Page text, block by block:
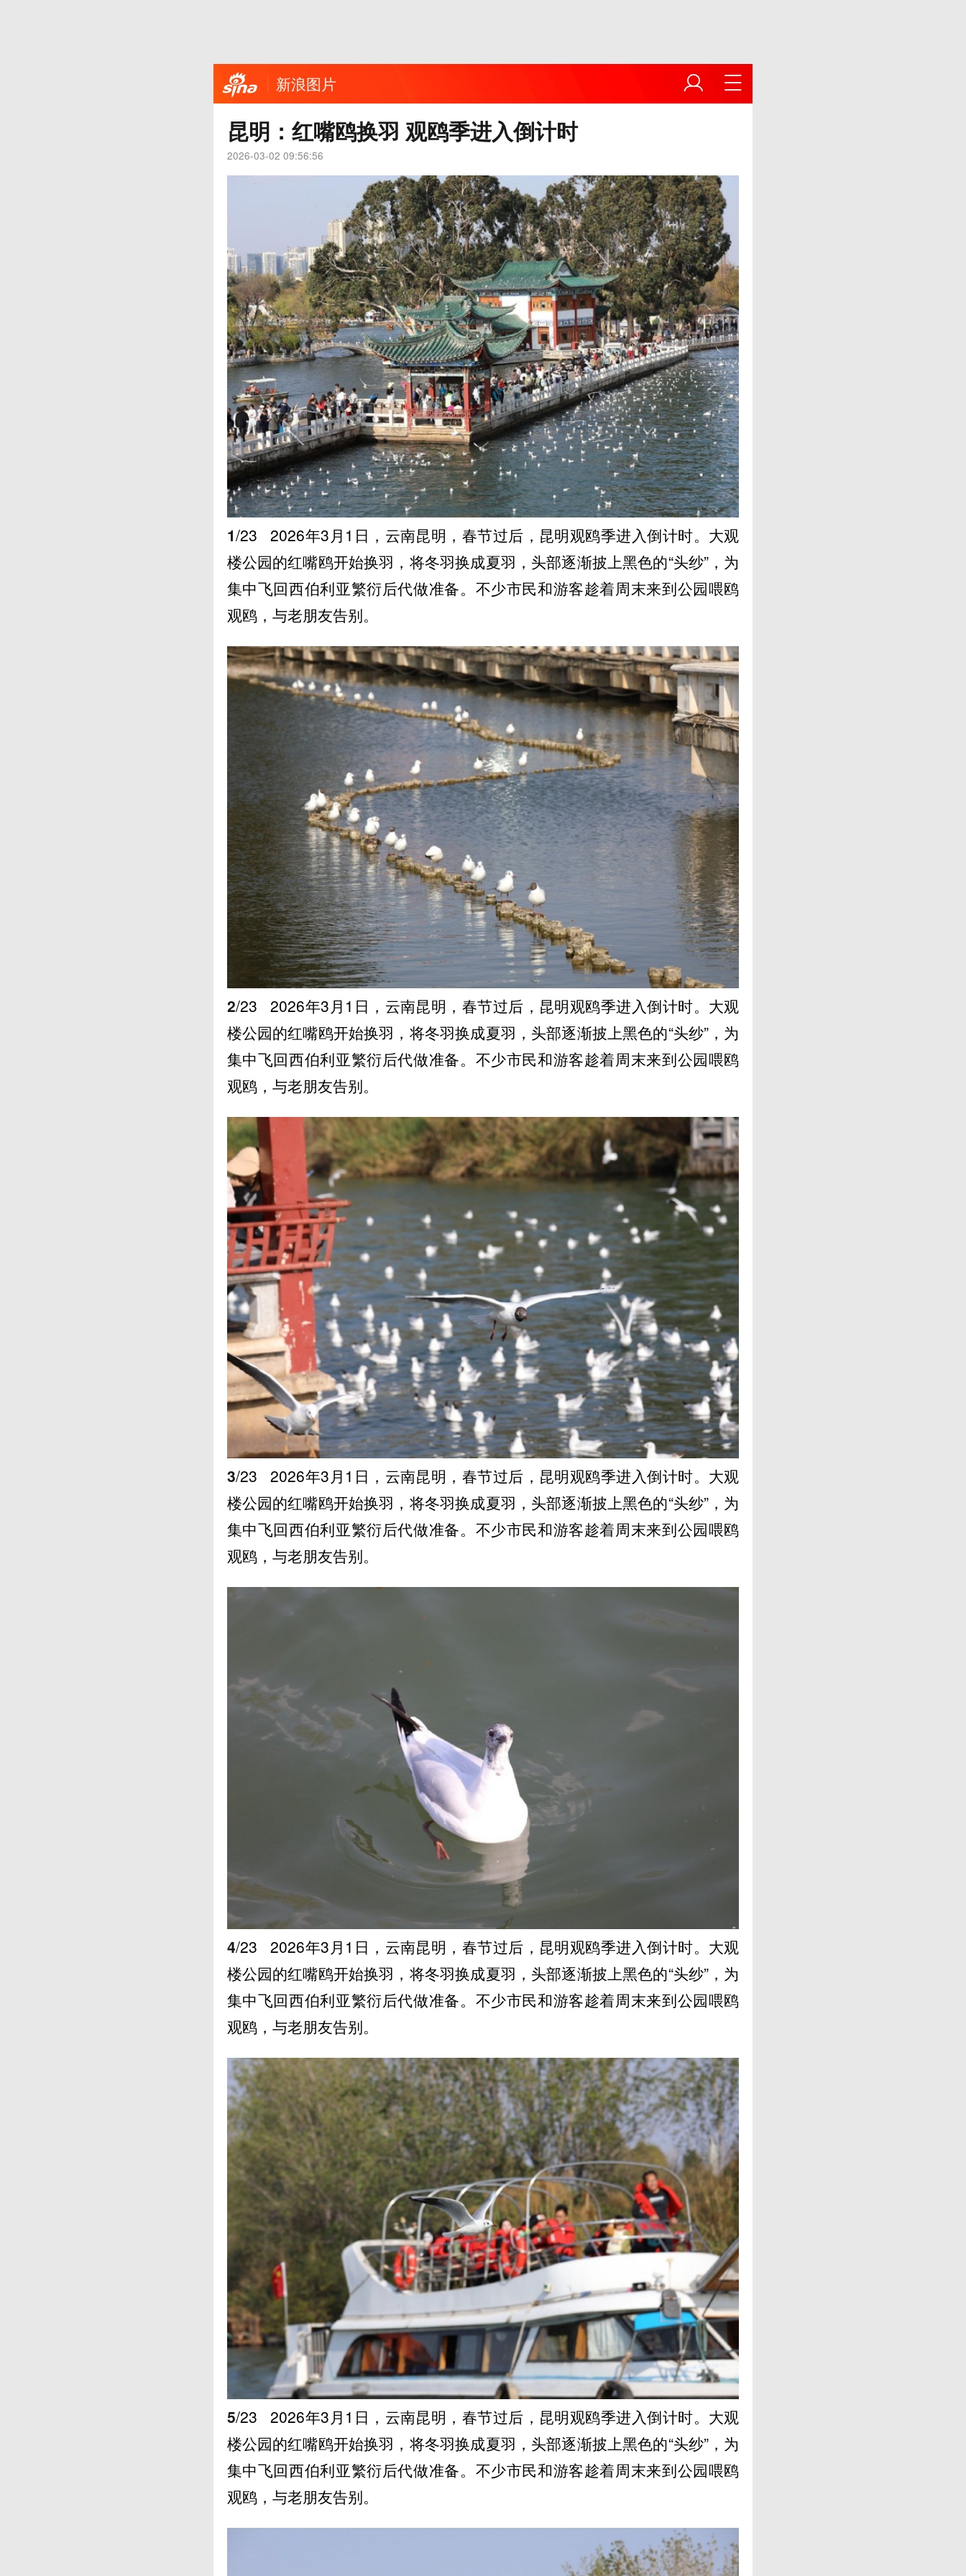
新浪图片
昆明：红嘴鸥换羽 观鸥季进入倒计时
2026-03-02 09:56:56
1/23
2026年3月1日，云南昆明，春节过后，昆明观鸥季进入倒计时。大观
楼公园的红嘴鸥开始换羽，将冬羽换成夏羽，头部逐渐披上黑色的“头纱”，为
集中飞回西伯利亚繁衍后代做准备。不少市民和游客趁着周末来到公园喂鸥
观鸥，与老朋友告别。
2/23
2026年3月1日，云南昆明，春节过后，昆明观鸥季进入倒计时。大观
楼公园的红嘴鸥开始换羽，将冬羽换成夏羽，头部逐渐披上黑色的“头纱”，为
集中飞回西伯利亚繁衍后代做准备。不少市民和游客趁着周末来到公园喂鸥
观鸥，与老朋友告别。
3/23
2026年3月1日，云南昆明，春节过后，昆明观鸥季进入倒计时。大观
楼公园的红嘴鸥开始换羽，将冬羽换成夏羽，头部逐渐披上黑色的“头纱”，为
集中飞回西伯利亚繁衍后代做准备。不少市民和游客趁着周末来到公园喂鸥
观鸥，与老朋友告别。
4/23
2026年3月1日，云南昆明，春节过后，昆明观鸥季进入倒计时。大观
楼公园的红嘴鸥开始换羽，将冬羽换成夏羽，头部逐渐披上黑色的“头纱”，为
集中飞回西伯利亚繁衍后代做准备。不少市民和游客趁着周末来到公园喂鸥
观鸥，与老朋友告别。
5/23
2026年3月1日，云南昆明，春节过后，昆明观鸥季进入倒计时。大观
楼公园的红嘴鸥开始换羽，将冬羽换成夏羽，头部逐渐披上黑色的“头纱”，为
集中飞回西伯利亚繁衍后代做准备。不少市民和游客趁着周末来到公园喂鸥
观鸥，与老朋友告别。